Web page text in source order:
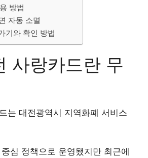
방법
자동 소멸
기와 확인 방법
사랑카드란 무
는 대전광역시 지역화폐 서비스
심 정책으로 운영됐지만 최근에